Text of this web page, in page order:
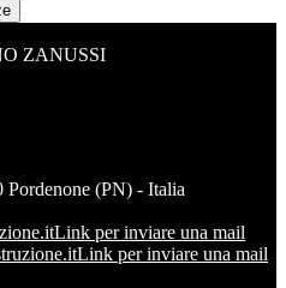
ZANUSSI
(PN) - Italia
Link per inviare una mail
Link per inviare una mail